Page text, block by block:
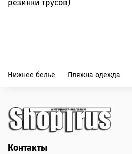
резинки трусов)
Нижнее белье Пляжна одежда
Контакты